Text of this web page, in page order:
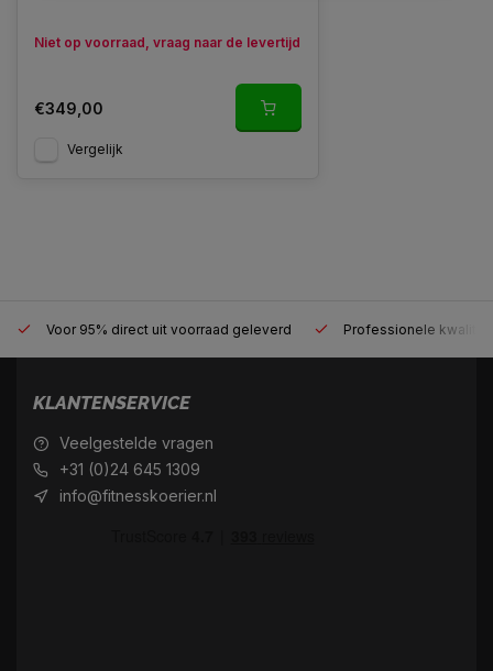
Niet op voorraad, vraag naar de levertijd
€349,00
Vergelijk
Voor 95% direct uit voorraad geleverd Professionele
KLANTENSERVICE
Veelgestelde vragen
+31 (0)24 645 1309
info@fitnesskoerier.nl